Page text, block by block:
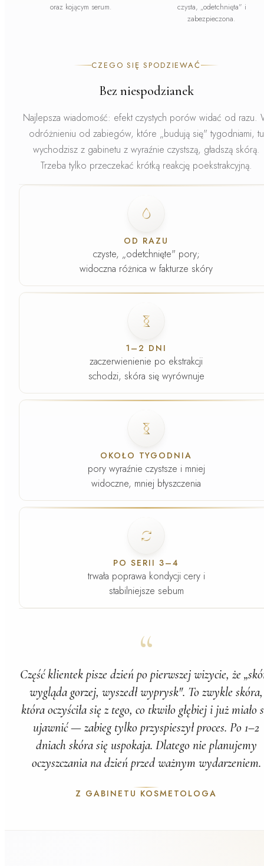
oraz kojącym serum.
czysta, „odetchnięta" i
zabezpieczona.
CZEGO SIĘ SPODZIEWAĆ
Bez niespodzianek
Najlepsza wiadomość: efekt czystych porów widać od razu.
odróżnieniu od zabiegów, które „budują się" tygodniami, tu
wychodzisz z gabinetu z wyraźnie czystszą, gładszą skórą.
Trzeba tylko przeczekać krótką reakcję poekstrakcyjną.
OD RAZU
czyste, „odetchnięte" pory;
widoczna różnica w fakturze skóry
1–2 DNI
zaczerwienienie po ekstrakcji
schodzi, skóra się wyrównuje
OKOŁO TYGODNIA
pory wyraźnie czystsze i mniej
widoczne, mniej błyszczenia
PO SERII 3–4
trwała poprawa kondycji cery i
stabilniejsze sebum
“
Część klientek pisze dzień po pierwszej wizycie, że
wygląda gorzej, wyszedł wyprysk". To zwykle skóra,
która oczyściła się z tego, co tkwiło głębiej i jużmiało
ujawnić — zabieg tylko przyspieszył proces. Po 1–2
dniach skóra się uspokaja. Dlatego nie planujemy
oczyszczania na dzień przed ważnym wydarzeniem.
Z GABINETU KOSMETOLOGA